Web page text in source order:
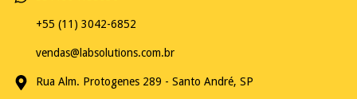
+55 (11) 3042-6852
vendas@labsolutions.com.br
Rua Alm. Protogenes 289 - Santo André, SP